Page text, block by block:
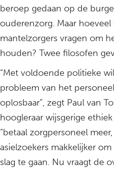
beroep gedaan op de
ouderenzorg. Maar hoeveel
mantelzorgers vragen om
houden? Twee filosofen
“Met voldoende politieke
probleem van het
oplosbaar”, zegt Paul van
hoogleraar wijsgerige
“betaal zorgpersoneel
asielzoekers makkelijker
slag te gaan. Nu vraagt de